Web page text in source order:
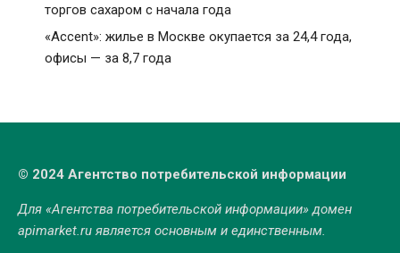
торгов сахаром с начала года
«Accent»: жилье в Москве окупается за 24,4 года,
офисы — за 8,7 года
© 2024 Агентство потребительской информации
Для «Агентства потребительской информации» домен
apimarket.ruявляется основным и единственным.